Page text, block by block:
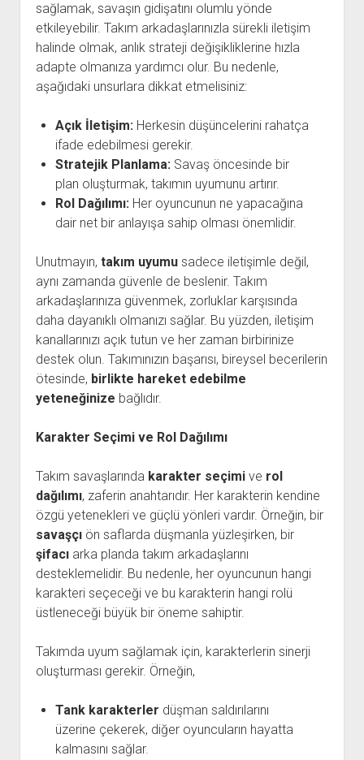
sağlamak, savaşın gidişatını olumlu yönde
etkileyebilir. Takım arkadaşlarınızla sürekli iletişim
halinde olmak, anlık strateji değişikliklerine hızla
adapte olmanıza yardımcı olur. Bu nedenle,
aşağıdaki unsurlara dikkat etmelisiniz:
Açık İletişim:Herkesin düşüncelerini rahatça
ifade edebilmesi gerekir.
Stratejik Planlama:Savaş öncesinde bir
plan oluşturmak, takımın uyumunu artırır.
Rol Dağılımı:Her oyuncunun ne yapacağına
dair net bir anlayışa sahip olması önemlidir.
Unutmayın, takım uyumusadece iletişimle değil,
aynı zamanda güvenle de beslenir. Takım
arkadaşlarınıza güvenmek, zorluklar karşısında
daha dayanıklı olmanızı sağlar. Bu yüzden, iletişim
kanallarınızı açık tutun ve her zaman birbirinize
destek olun. Takımınızın başarısı, bireysel becerilerin
ötesinde, birlikte hareket edebilme
yeteneğinize bağlıdır.
Karakter Seçimi ve Rol Dağılımı
Takım savaşlarında karakter seçimive rol
dağılımı, zaferin anahtarıdır. Her karakterin kendine
özgü yetenekleri ve güçlü yönleri vardır. Örneğin, bir
savaşçıön saflarda düşmanla yüzleşirken, bir
şifacıarka planda takım arkadaşlarını
desteklemelidir. Bu nedenle, her oyuncunun hangi
karakteri seçeceği ve bu karakterin hangi rolü
üstleneceği büyük bir öneme sahiptir.
Takımda uyum sağlamak için, karakterlerin sinerji
oluşturması gerekir. Örneğin,
Tank karakterler düşman saldırılarını
üzerine çekerek, diğer oyuncuların hayatta
kalmasını sağlar.